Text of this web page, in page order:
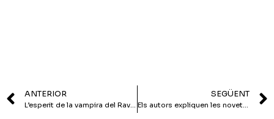
ANTERIOR
L’esperit de la vampira del Raval entra a Tiana
SEGÜENT
Els autors expliquen les novetats del gènere negre